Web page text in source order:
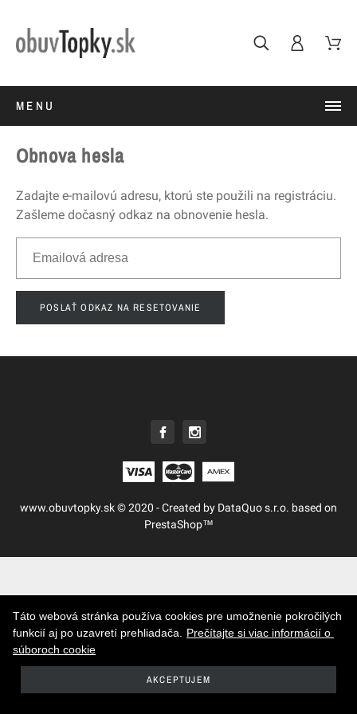
MENU
Obnova hesla
Zadajte e-mailovú adresu, ktorú ste použili na registráciu.
Zašleme dočasný odkaz na obnovenie hesla.
POSLAŤ ODKAZ NA RESETOVANIE
www.obuvtopky.sk © 2020 - Created by DataQuo s.r.o. based on
PrestaShop™
Táto webová stránka používa cookies pre umožnenie pokročilých
funkcií aj po uzavretí prehliadača.
Prečítajte si viac informácií o
súboroch cookie
AKCEPTUJEM